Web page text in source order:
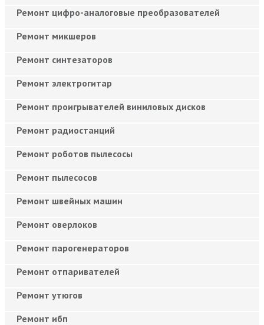
Ремонт цифро-аналоговые преобразователей
Ремонт микшеров
Ремонт синтезаторов
Ремонт электрогитар
Ремонт проигрывателей виниловых дисков
Ремонт радиостанций
Ремонт роботов пылесосы
Ремонт пылесосов
Ремонт швейных машин
Ремонт оверлоков
Ремонт парогенераторов
Ремонт отпаривателей
Ремонт утюгов
Ремонт ибп